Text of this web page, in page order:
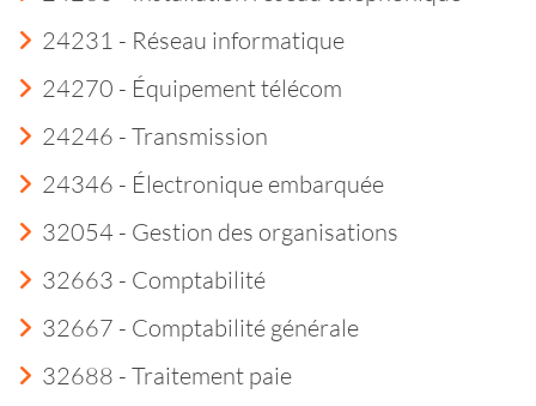
24231 - Réseau informatique
24270 - Équipement télécom
24246 - Transmission
24346 - Électronique embarquée
32054 - Gestion des organisations
32663 - Comptabilité
32667 - Comptabilité générale
32688 - Traitement paie